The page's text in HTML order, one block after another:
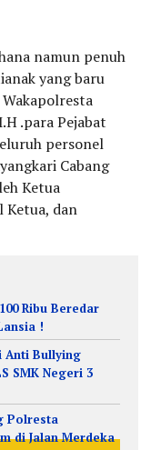
namun penuh
yang baru
Wakapolresta
.para Pejabat
personel
Cabang
Ketua
Ketua, dan
Ribu Beredar
!
Anti Bullying
SMK Negeri 3
Polresta
di Jalan Merdeka